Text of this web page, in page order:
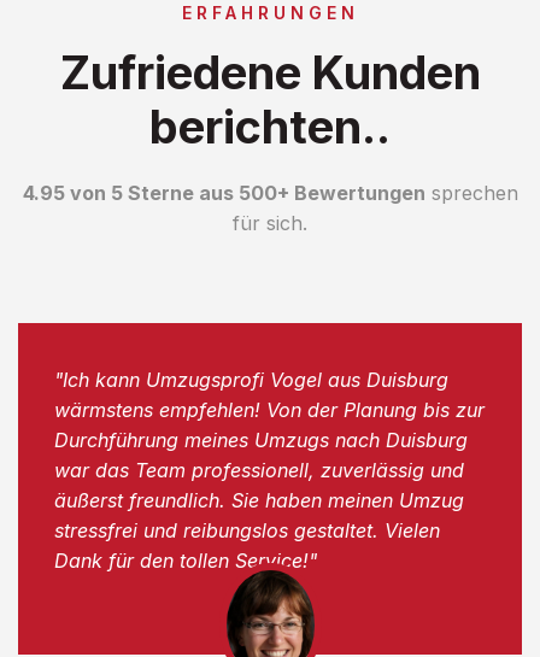
ERFAHRUNGEN
Zufriedene Kunden
berichten..
4.95 von 5 Sterne aus 500+ Bewertungen sprechen
für sich.
"Ich kann Umzugsprofi Vogel aus Duisburg
wärmstens empfehlen! Von der Planung bis zur
Durchführung meines Umzugs nach Duisburg
war das Team professionell, zuverlässig und
äußerst freundlich. Sie haben meinen Umzug
stressfrei und reibungslos gestaltet. Vielen
Dank für den tollen Service!"